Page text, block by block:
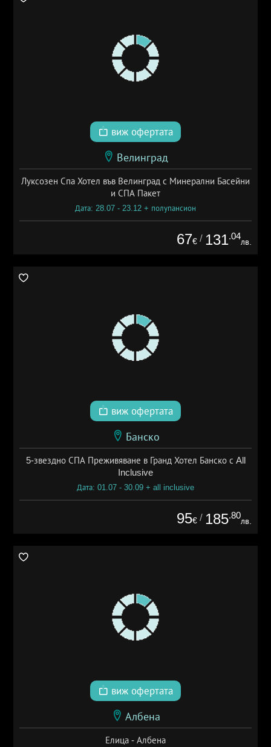
виж офертата
Велинград
Луксозен Спа Хотел във Велинград с Минерални Басейни
и СПА Пакет
Дата: 28.07 - 23.12 + полупансион
67€ / 131.04
лв.
виж офертата
Банско
5-звездно СПА Преживяване в Гранд Хотел Банско с All
Inclusive
Дата: 01.07 - 30.09 + all inclusive
95€ / 185.80
лв.
виж офертата
Албена
Елица - Албена